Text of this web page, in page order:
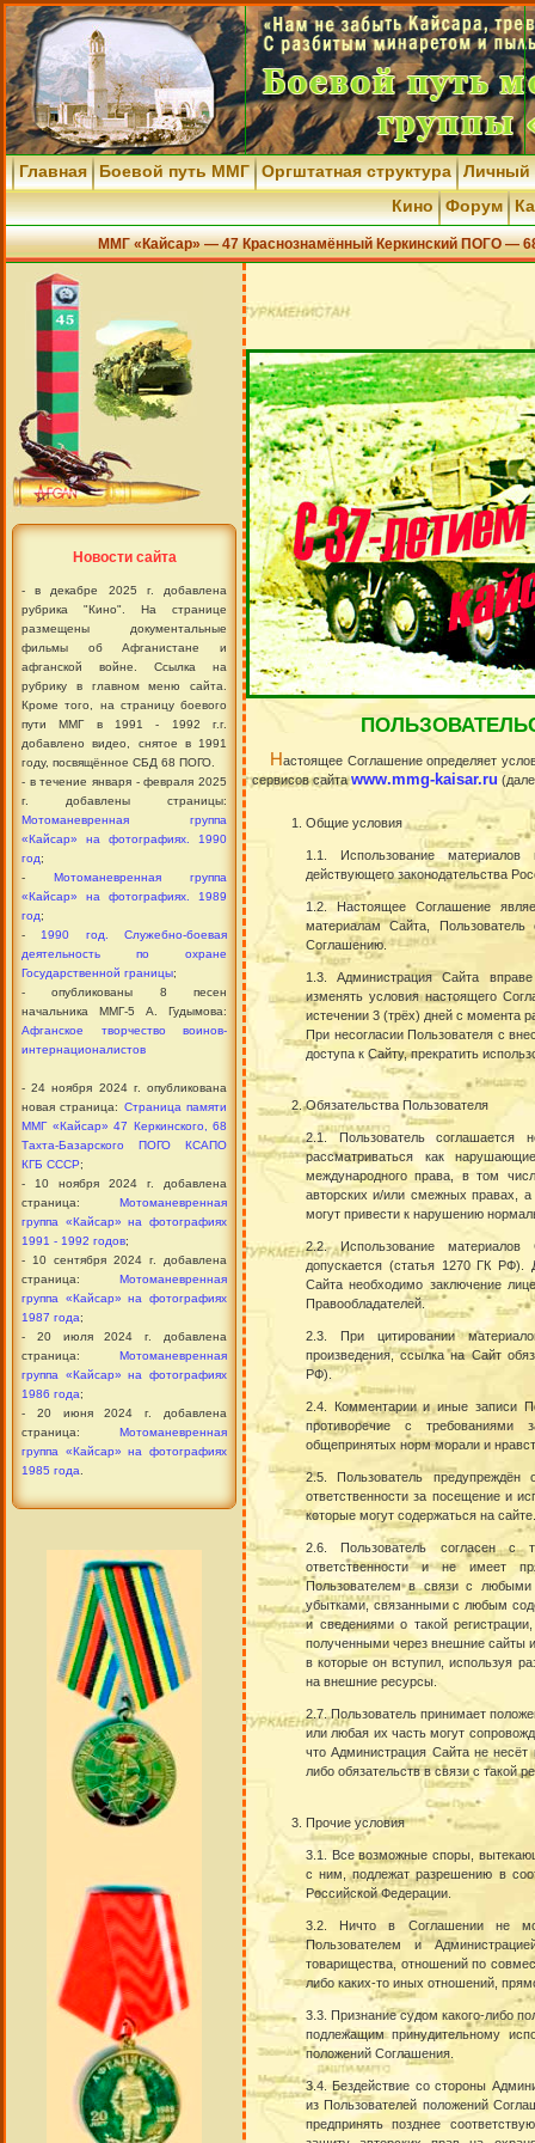
Главная Боевой путь ММГ Оргштатная структура Личный
Кино Форум
ММГ «Кайсар» — 47 Краснознамённый Керкинский ПОГО
Новости сайта
- в декабре 2025 г. добавлена
рубрика "Кино". На странице
размещены документальные
фильмы об Афганистане и
афганской войне. Ссылка на
рубрику в главном меню сайта.
Кроме того, на страницу боевого
пути ММГ в 1991 - 1992 г.г.
добавлено видео, снятое в 1991
году, посвящённое СБД 68 ПОГО.
- в течение января - февраля 2025
г. добавлены страницы:
Мотоманевренная группа
«Кайсар» на фотографиях. 1990
год;
- Мотоманевренная группа
«Кайсар» на фотографиях. 1989
год;
- 1990 год. Служебно-боевая
деятельность по охране
Государственной границы;
- опубликованы 8 песен
начальника ММГ-5 А. Гудымова:
Афганское творчество воинов-
интернационалистов
- 24 ноября 2024 г. опубликована
новая страница: Страница памяти
ММГ «Кайсар» 47 Керкинского, 68
Тахта-Базарского ПОГО КСАПО
КГБ СССР;
- 10 ноября 2024 г. добавлена
страница: Мотоманевренная
группа «Кайсар» на фотографиях
1991 - 1992 годов;
- 10 сентября 2024 г. добавлена
страница: Мотоманевренная
группа «Кайсар» на фотографиях
1987 года;
- 20 июля 2024 г. добавлена
страница: Мотоманевренная
группа «Кайсар» на фотографиях
1986 года;
- 20 июня 2024 г. добавлена
страница: Мотоманевренная
группа «Кайсар» на фотографиях
1985 года
Настоящее Соглашение определяет
сервисов сайтаwww.mmg-kaisar.ru
Общие условия
1.1. Использование
действующего законодательства
1.2. Настоящее Соглашение
материалам Сайта,
Пользователь
Соглашению.
1.3. Администрация Сайта
изменять условия настоящего
истечении 3 (трёх) дней с момента
При несогласии Пользователя с
доступа к Сайту, прекратить
Обязательства Пользователя
2.1. Пользовательсоглашается
рассматриваться как
международного права, в том
авторских и/или смежных правах
,
могут привести к нарушению
2.2. Использование материалов
допускается (статья 1270 ГК РФ).
Сайта необходимо заключение
Правообладателей.
2.3. При цитировании
произведения, ссылка на Сайт
РФ).
2.4. Комментарии и иные записи
противоречие с требованиями
общепринятых норм морали и
2.5. Пользователь
ответственности за посещение и
которые могут содержаться на сайте.
2.6. Пользователь согласен с
ответственности и не имеет
Пользователем в связи с
убытками, связанными с любым
и сведениями о такой
полученными через внешние сайты
в которые он вступил, используя
на внешние ресурсы.
2.7. Пользователь принимает
или любая их часть могут
что Администрация Сайта не несёт
либо обязательств в связи с такой
Прочие условия
3.1. Все возможные споры,
с ним, подлежат разрешению в
Российской Федерации.
3.2. Ничто в Соглашении не
Пользователем и
товарищества, отношений по
либо каких-то иных отношений,
3.3. Признание судом какого-либо
подлежащим принудительному
положений Соглашения.
3.4. Бездействие со стороны
из Пользователей положений
предпринять позднее